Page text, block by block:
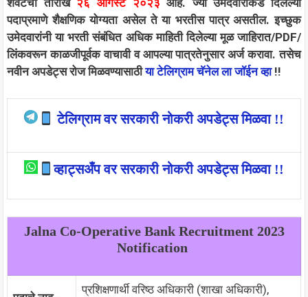
शेवटची तारीख २६ ऑगस्ट २०२३ आहे. ज्या उमेदवारांकडे दिलेल्या
पदाप्रमाणे शैक्षणिक योग्यता असेल ते या भरतीस पात्र असतील. इच्छुक
उमेदवारांनी या भरती संबंधित अधिक माहिती दिलेल्या मूळ जाहिरात/PDF/
लिंकवरून काळजीपूर्वक वाचावी व आपल्या पात्रतेनुसार अर्ज करावा.तसेच
नवीन अपडेट्स रोज मिळवण्यासाठीया टेलिग्राम चॅनेल ला जॉईन व्हा!!
टेलिग्राम वर सरकारी नोकरी अपडेट्स मिळवा !!
व्हाट्सअँप वर सरकारी नोकरी अपडेट्स मिळवा !!
Jalna Co-Operative Bank Recruitment 2023
Notification
प्रशिक्षणार्थी वरिष्ठ अधिकारी (शाखा अधिकारी),